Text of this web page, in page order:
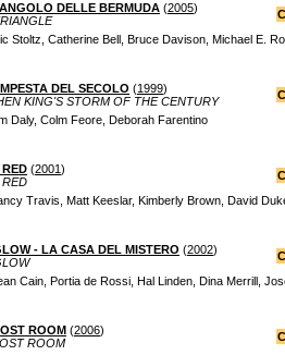
DELLE BERMUDA (2005)
Stoltz, Catherine Bell, Bruce Davison, Michael E.
DEL SECOLO (1999)
KING'S STORM OF THE CENTURY
Daly, Colm Feore, Deborah Farentino
(2001)
Travis, Matt Keeslar, Kimberly Brown, David
- LA CASA DEL MISTERO (2002)
Cain, Portia de Rossi, Hal Linden, Dina Merrill,
ROOM (2006)
ROOM